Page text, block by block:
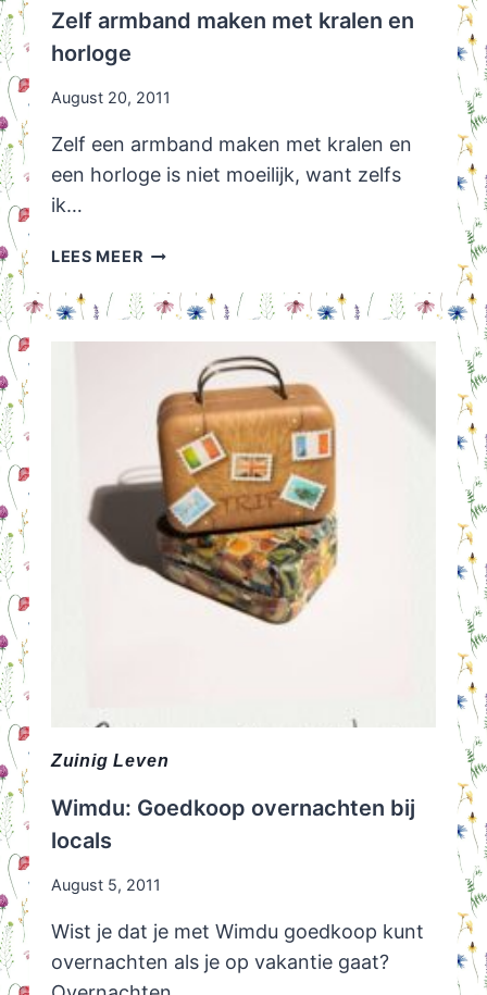
Zelf armband maken met kralen en
horloge
August 20, 2011
Zelf een armband maken met kralen en
een horloge is niet moeilijk, want zelfs
ik…
LEES MEERZELF
MAKEN
HORLOGE
Zuinig Leven
Wimdu: Goedkoop overnachten bij
locals
August 5, 2011
Wist je dat je met Wimdu goedkoop kunt
overnachten als je op vakantie gaat?